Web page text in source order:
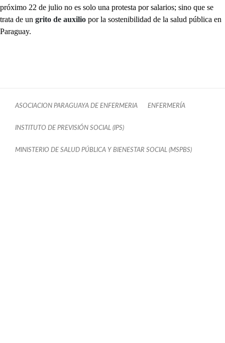
próximo 22 de julio no es solo una protesta por salarios; sino que se
trata de un grito de auxilio por la sostenibilidad de la salud pública en
Paraguay.
ASOCIACION PARAGUAYA DE ENFERMERIA ENFERMERÍA
INSTITUTO DE PREVISIÓN SOCIAL (IPS)
MINISTERIO DE SALUD PÚBLICA Y BIENESTAR SOCIAL (MSPBS)